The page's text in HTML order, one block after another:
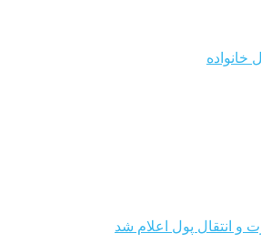
خانواده
انتقال پول اعلام شد